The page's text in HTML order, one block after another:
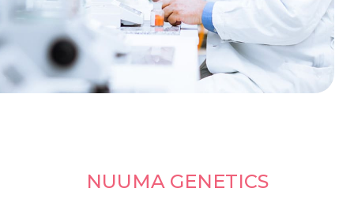
NUUMA GENETICS